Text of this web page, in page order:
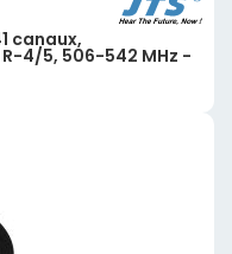
canaux,
4/5, 506-542 MHz -